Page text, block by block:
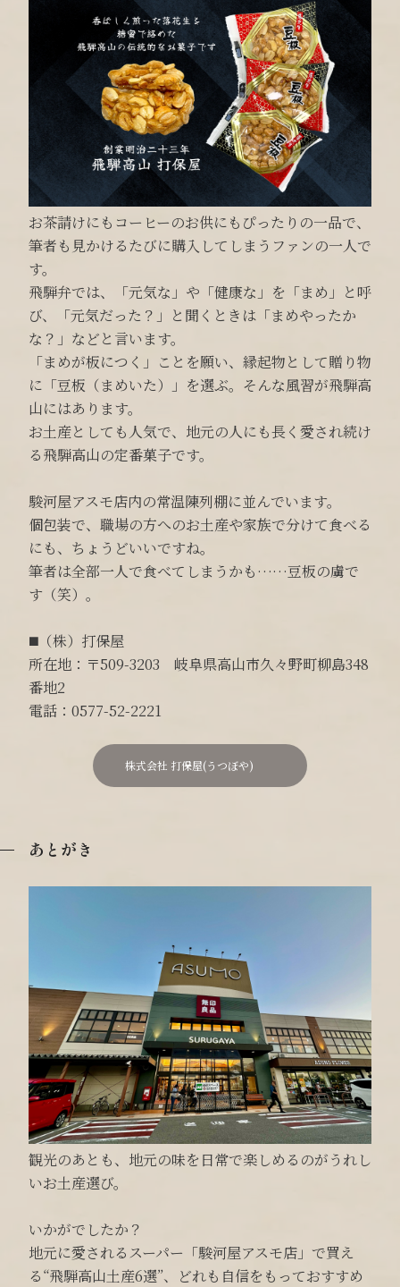
お茶請けにもコーヒーのお供にもぴったりの一品で、
筆者も見かけるたびに購入してしまうファンの一人で
す。
飛騨弁では、「元気な」や「健康な」を「まめ」と呼
び、「元気だった？」と聞くときは「まめやったか
な？」などと言います。
「まめが板につく」ことを願い、縁起物として贈り物
に「豆板（まめいた）」を選ぶ。そんな風習が飛騨高
山にはあります。
お土産としても人気で、地元の人にも長く愛され続け
る飛騨高山の定番菓子です。
駿河屋アスモ店内の常温陳列棚に並んでいます。
個包装で、職場の方へのお土産や家族で分けて食べる
にも、ちょうどいいですね。
筆者は全部一人で食べてしまうかも……豆板の虜で
す（笑）。
◼️（株）打保屋
所在地：〒509-3203 岐阜県高山市久々野町柳島348
番地2
電話：0577-52-2221
株式会社 打保屋(うつぼや)
あとがき
観光のあとも、地元の味を日常で楽しめるのがうれし
いお土産選び。
いかがでしたか？
地元に愛されるスーパー「駿河屋アスモ店」で買え
る“飛騨高山土産6選”、どれも自信をもっておすすめ